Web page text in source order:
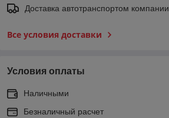
Доставка автотранспортом компании
Все условия доставки
Условия оплаты
Наличными
Безналичный расчет